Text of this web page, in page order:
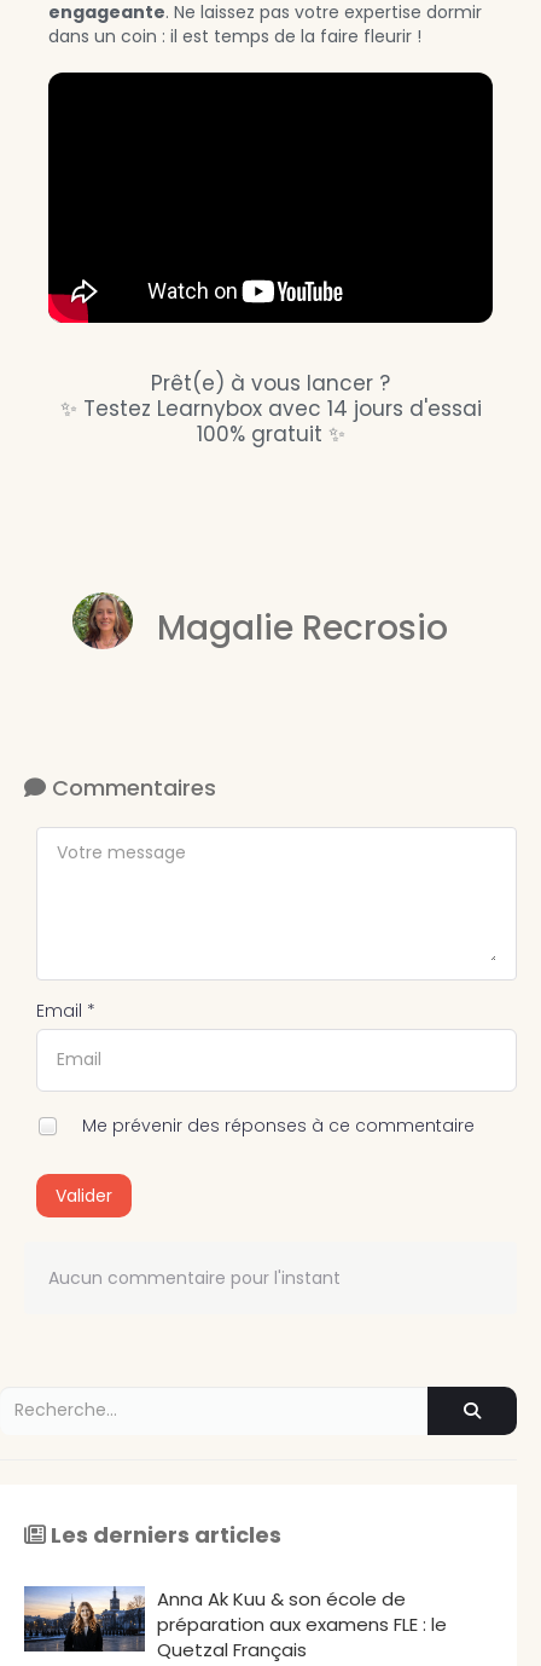
engageante. Ne laissez pas votre expertise dormir
dans un coin : il est temps de la faire fleurir !
Prêt(e) à vous lancer ?
✨ Testez Learnybox avec 14 jours d'essai
100% gratuit ✨
Magalie Recrosio
Commentaires
Email *
Me prévenir des réponses à ce commentaire
Valider
Aucun commentaire pour l'instant
Les derniers articles
Anna Ak Kuu & son école de
préparation aux examens FLE : le
Quetzal Français